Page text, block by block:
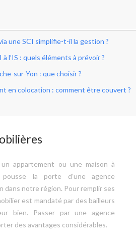
une SCI simplifie-t-il la gestion ?
l’IS : quels éléments à prévoir ?
sur-Yon : que choisir ?
en colocation : comment être couvert ?
un appartement ou une maison à
la porte d’une agence
dans notre région. Pour remplir ses
est mandaté par des bailleurs
bien. Passer par une agence
des avantages considérables.